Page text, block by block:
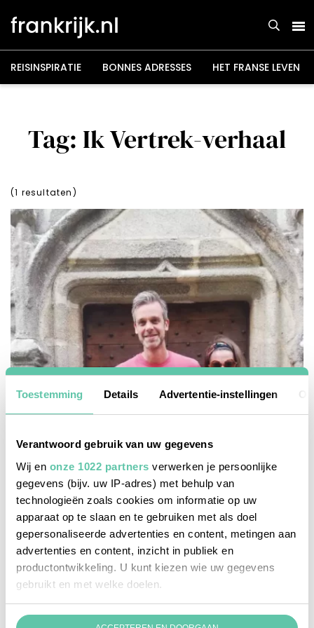
Toestemming Details Advertentie-instellingen
Verantwoord gebruik van uw gegevens
Wij en onze 1022 partners verwerken je persoonlijke
gegevens (bijv. uw IP-adres) met behulp van
technologieën zoals cookies om informatie op uw
apparaat op te slaan en te gebruiken met als doel
gepersonaliseerde advertenties en content, metingen aan
advertenties en content, inzicht in publiek en
productontwikkeling. U kunt kiezen wie uw gegevens
gebruikt en met welke doelen.
Als u het toestaat, willen we ook graag:
naar
inhoud
REISINSPIRATIE BONNES ADRESSES HET FRANSE LEVEN
Tag: Ik Vertrek-verhaal
(1 resultaten)
wonen in frankrijk
Kasteel gekocht! Het avontuur van een
Nederlands gezin
16 JUNI 2025